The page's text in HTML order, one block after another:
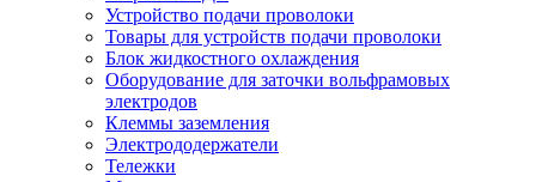
Устройство подачи проволоки
Товары для устройств подачи проволоки
Блок жидкостного охлаждения
Оборудование для заточки вольфрамовых
электродов
Клеммы заземления
Электрододержатели
Тележки